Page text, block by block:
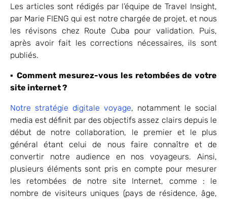
Les articles sont rédigés par l’équipe de Travel Insight,
par Marie FIENG qui est notre chargée de projet, et nous
les révisons chez Route Cuba pour validation. Puis,
après avoir fait les corrections nécessaires, ils sont
publiés.
▪Comment mesurez-vous les retombées de votre
site internet ?
Notre stratégie digitale voyage, notamment le social
media est définit par des objectifs assez clairs depuis le
début de notre collaboration, le premier et le plus
général étant celui de nous faire connaître et de
convertir notre audience en nos voyageurs. Ainsi,
plusieurs éléments sont pris en compte pour mesurer
les retombées de notre site Internet, comme : le
nombre de visiteurs uniques (pays de résidence, âge,